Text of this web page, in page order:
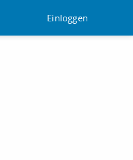
Einloggen